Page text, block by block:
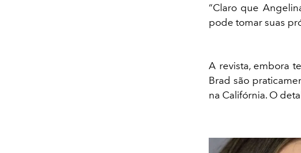
“Claro que
pode tomar suas
A revista, embora
Brad são
na Califórnia. O